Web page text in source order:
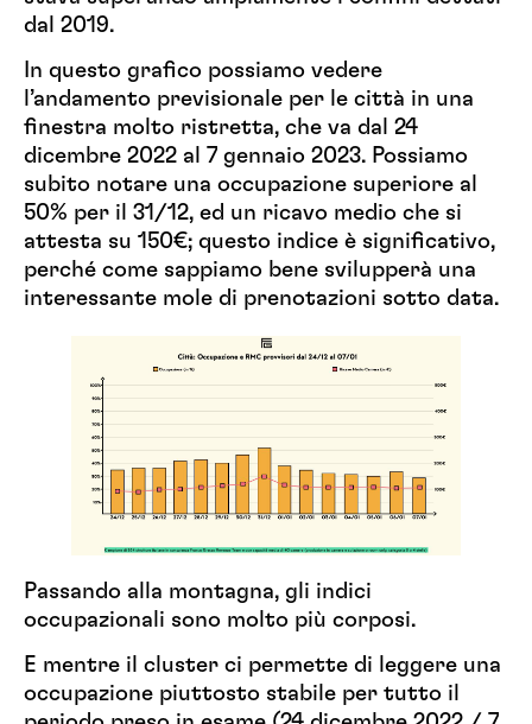
dal 2019.
In questo grafico possiamo vedere
l’andamento previsionale per le città in una
finestra molto ristretta, che va dal 24
dicembre 2022 al 7 gennaio 2023. Possiamo
subito notare una occupazione superiore al
50% per il 31/12, ed un ricavo medio che si
attesta su 150€; questo indice è significativo,
perché come sappiamo bene svilupperà una
interessante mole di prenotazioni sotto data.
Passando alla montagna, gli indici
occupazionali sono molto più corposi.
E mentre il cluster ci permette di leggere una
occupazione piuttosto stabile per tutto il